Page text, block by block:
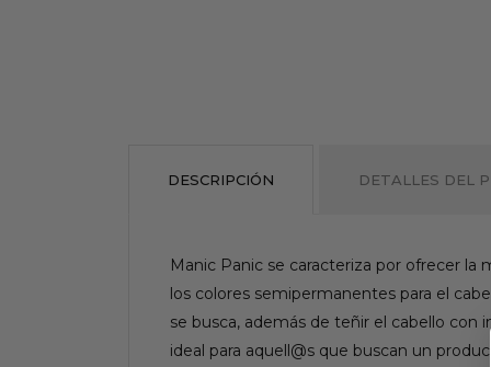
DESCRIPCIÓN DETALLES DEL
Manic Panic se caracteriza por ofrecer la
los colores semipermanentes para el
se busca, además de teñir el cabello con
ideal para aquell@s que buscan un